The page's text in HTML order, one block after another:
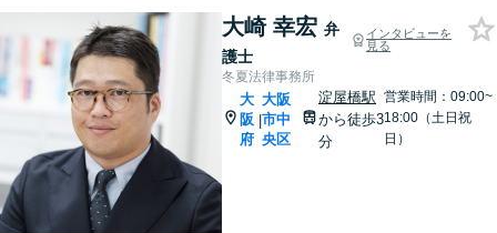
大崎 幸宏 弁
護士
インタビューを
見る
冬夏法律事務所
大
阪
府
|
大阪
市中
央区
淀屋橋駅
から徒歩3
分
営業時間：09:00~
18:00（土日祝
日）